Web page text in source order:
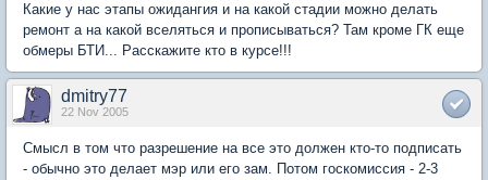
Какие у нас этапы ожидангия и на какой стадии можно делать
ремонт а на какой вселяться и прописываться? Там кроме ГК еще
обмеры БТИ... Расскажите кто в курсе!!!
dmitry77
22 Nov 2005
Смысл в том что разрешение на все это должен кто-то подписать
- обычно это делает мэр или его зам. Потом госкомиссия - 2-3